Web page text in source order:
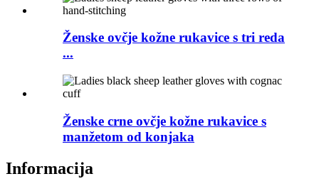
Ženske ovčje kožne rukavice s tri reda
...
Ženske crne ovčje kožne rukavice s
manžetom od konjaka
Informacija